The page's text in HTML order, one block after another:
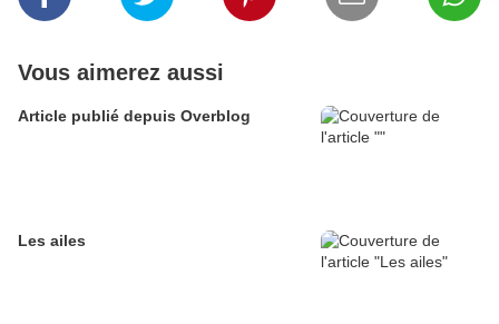
Vous aimerez aussi
Article publié depuis Overblog
Les ailes